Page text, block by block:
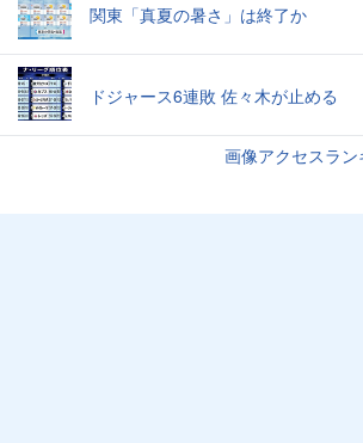
関東「真夏の暑さ」は終了か
ドジャース6連敗 佐々木が止める
画像アクセスラ